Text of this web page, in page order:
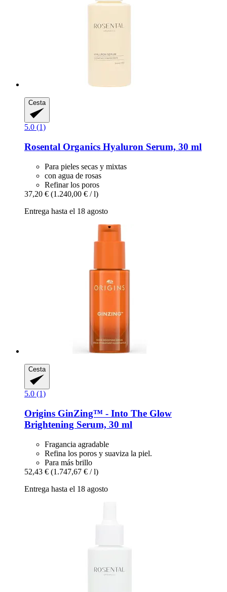
Cesta
5.0 (1)
Rosental Organics Hyaluron Serum, 30 ml
Para pieles secas y mixtas
con agua de rosas
Refinar los poros
37,20 € (1.240,00 € / l)
Entrega hasta el 18 agosto
Cesta
5.0 (1)
Origins GinZing™ -​ Into The Glow
Brightening Serum, 30 ml
Fragancia agradable
Refina los poros y suaviza la piel.
Para más brillo
52,43 € (1.747,67 € / l)
Entrega hasta el 18 agosto